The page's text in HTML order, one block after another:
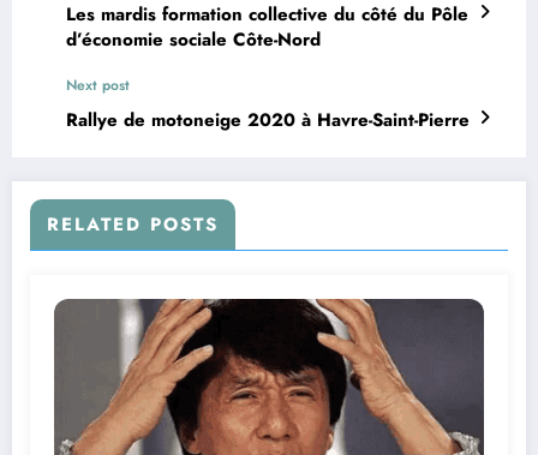
Les mardis formation collective du côté du Pôle
d’économie sociale Côte-Nord
Next post
Rallye de motoneige 2020 à Havre-Saint-Pierre
RELATED POSTS